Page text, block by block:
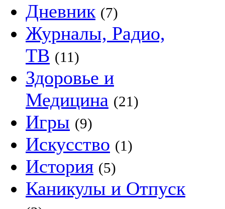
Дневник (7)
Журналы, Радио,
ТВ (11)
Здоровье и
Медицина (21)
Игры (9)
Искусство (1)
История (5)
Каникулы и Отпуск